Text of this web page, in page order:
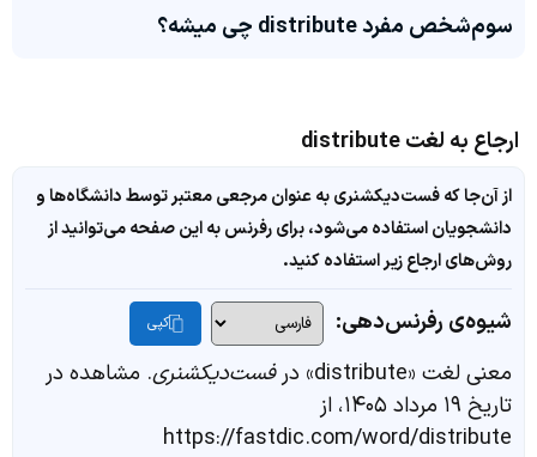
سوم‌شخص مفرد distribute چی میشه؟
ارجاع به لغت distribute
از آن‌جا که فست‌دیکشنری به عنوان مرجعی معتبر توسط دانشگاه‌ها و
دانشجویان استفاده می‌شود، برای رفرنس به این صفحه می‌توانید از
روش‌های ارجاع زیر استفاده کنید.
شیوه‌ی رفرنس‌دهی: کپی
معنی لغت «distribute» در فست‌دیکشنری. مشاهده در
تاریخ ۱۹ مرداد ۱۴۰۵، از
https://fastdic.com/word/distribute